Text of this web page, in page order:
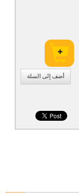
أضف إلى السلة